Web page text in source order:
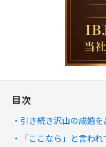
目次
引き続き沢山の成婚を
「ここなら」と言わ